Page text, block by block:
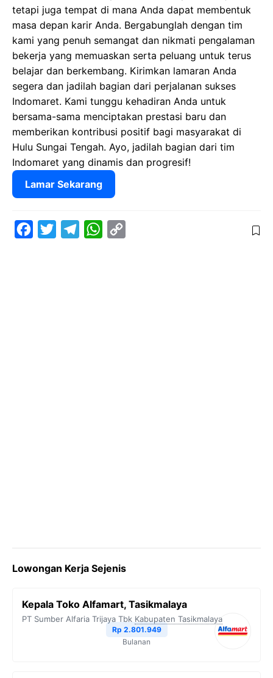
tetapi juga tempat di mana Anda dapat membentuk
masa depan karir Anda. Bergabunglah dengan tim
kami yang penuh semangat dan nikmati pengalaman
bekerja yang memuaskan serta peluang untuk terus
belajar dan berkembang. Kirimkan lamaran Anda
segera dan jadilah bagian dari perjalanan sukses
Indomaret. Kami tunggu kehadiran Anda untuk
bersama-sama menciptakan prestasi baru dan
memberikan kontribusi positif bagi masyarakat di
Hulu Sungai Tengah. Ayo, jadilah bagian dari tim
Indomaret yang dinamis dan progresif!
Lamar Sekarang
W
Lowongan Kerja Sejenis
Kepala Toko Alfamart, Tasikmalaya
PT Sumber Alfaria Trijaya Tbk Kabupaten Tasikmalaya
Rp 2.801.949
Bulanan